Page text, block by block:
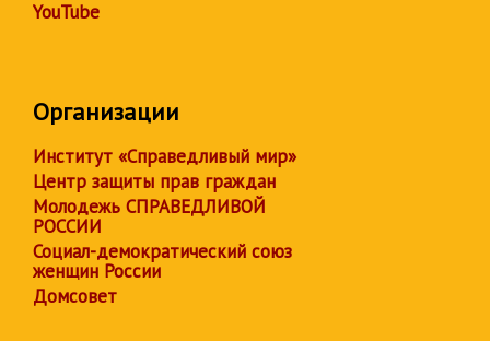
YouTube
Организации
Институт «Справедливый мир»
Центр защиты прав граждан
Молодежь СПРАВЕДЛИВОЙ
РОССИИ
Социал-демократический союз
женщин России
Домсовет